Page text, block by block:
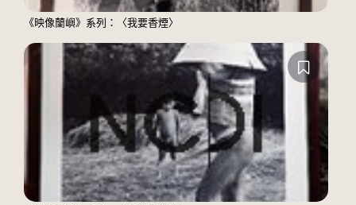
《映像蘭嶼》系列：〈我要香煙〉